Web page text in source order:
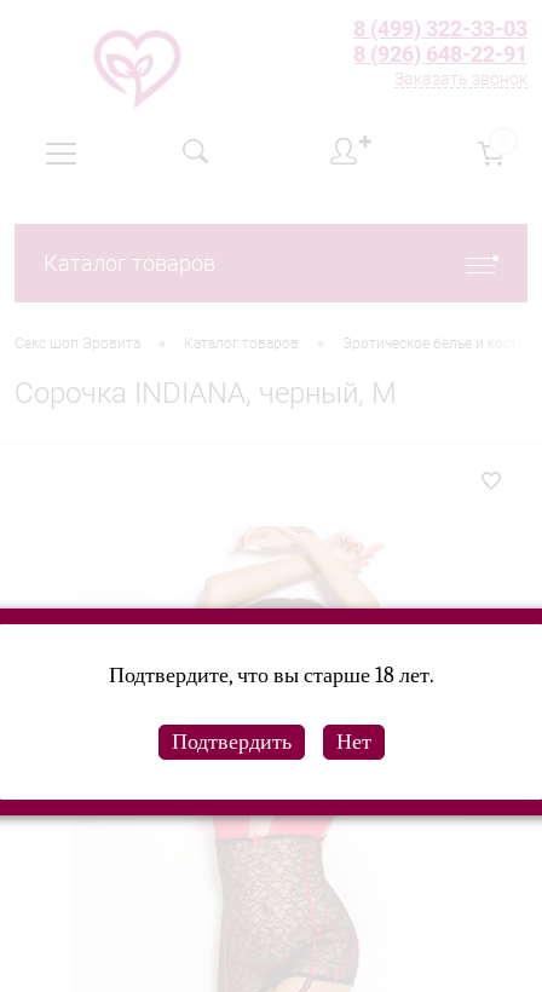
8 (499) 322-33-03
8 (926) 648-22-91
Заказать звонок
✚
Каталог товаров
Секс шоп Эровита Каталог товаров Эротическое белье и
Сорочка INDIANA, черный, M
Подтвердите, что вы старше 18 лет.